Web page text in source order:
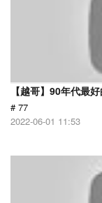
【越哥】90年代最
# 77
2022-06-01 11:53